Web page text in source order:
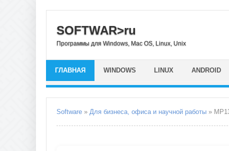
SOFTWAR>ru
Программы для Windows, Mac OS, Linux, Unix
ГЛАВНАЯ WINDOWS LINUX ANDROID
Software » Для бизнеса, офиса и научной работы »